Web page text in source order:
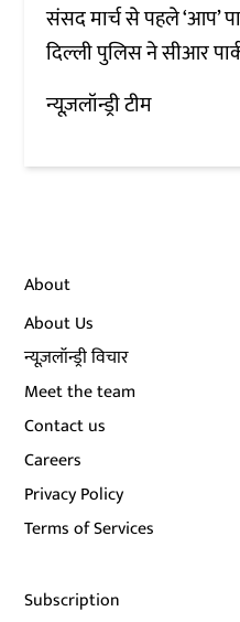
संसद मार्च से पहले ‘आप’
दिल्ली पुलिस ने सीआर
न्यूज़लॉन्ड्री टीम
About
About Us
न्यूज़लॉन्ड्री विचार
Meet the team
Contact us
Careers
Privacy Policy
Terms of Services
Subscription